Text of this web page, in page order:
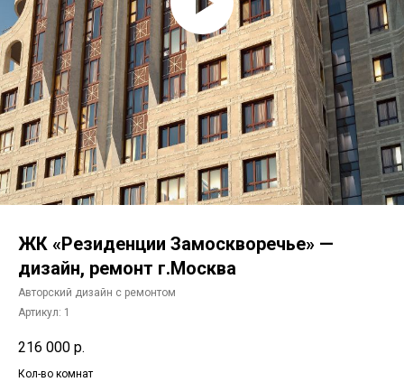
ЖК «Резиденции Замоскворечье» —
дизайн, ремонт г.Москва
Авторский дизайн с ремонтом
Артикул: 1
216 000 р.
Кол-во комнат